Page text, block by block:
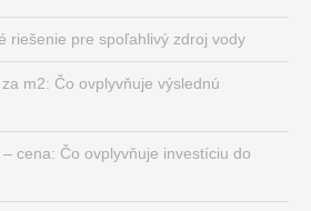
riešenie pre spoľahlivý zdroj vody
m2: Čo ovplyvňuje výslednú
cena: Čo ovplyvňuje investíciu do